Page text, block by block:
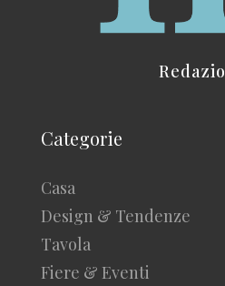
Categorie
Casa
Design & Tendenze
Tavola
Fiere & Eventi